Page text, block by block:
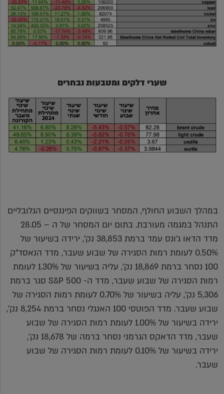
שערי דלקים ומטבעות נבחרים
במהלך השבוע החולף, המסחר בשווקים הפיננסיים הגלובליים
התנהל במגמה מעורבת. בתום יום המסחר של ה – 28.05
מדד הדאו ג'ונס עמד ברמת 38,853 נק', ירידה בשיעור של
0.50% לעומת רמות הסגירה של שבוע שעבר, מדד הנאסד"ק
100 נסחר ברמת 18,869 נק', עליה בשיעור של 1.30% לעומת
רמות הסגירה של שבוע שעבר, מדד ה- S&P 500 סגר ברמת
5,306 נק', עליה בשיעור של 0.70% לעומת רמות הסגירה של
שבוע שעבר. מדד הפוטסי 100 האנגלי נסחר ברמת 8,254 נק',
ירידה בשיעור של 1.00% לעומת רמות הסגירה של שבוע
שעבר, מדד הדאקס הגרמני נסחר ברמה של 18,678 נק',
ירידה בשיעור של 0.10% לעומת רמות הסגירה של שבוע
שעבר.